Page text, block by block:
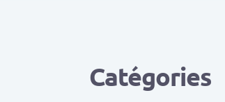
Catégories